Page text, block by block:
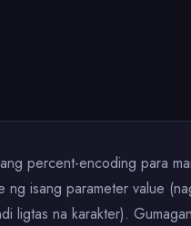
percent-encoding para
ng isang parameter value
ligtas na karakter).